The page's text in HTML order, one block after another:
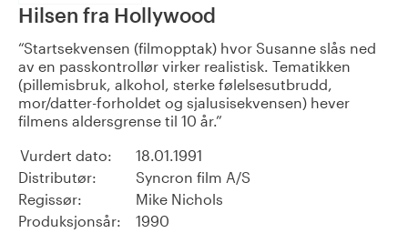
Hilsen fra Hollywood
Startsekvensen (filmopptak) hvor Susanne slås ned
av en passkontrollør virker realistisk. Tematikken
(pillemisbruk, alkohol, sterke følelsesutbrudd,
mor/datter-forholdet og sjalusisekvensen) hever
filmens aldersgrense til 10 år.
Vurdert dato:
18.01.1991
Distributør:
Syncron film A/S
Regissør:
Mike Nichols
Produksjonsår:
1990